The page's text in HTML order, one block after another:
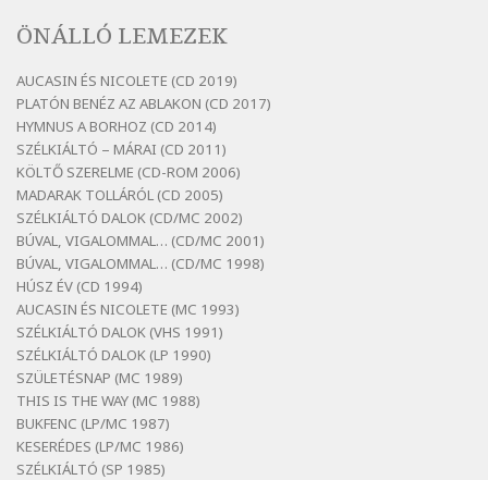
Szélkiáltó
Bertók László: Az arcodra, ha nem vigyázol
Szélkiáltó
Bertók László: Dinnye Döme
Szélkiáltó
Bertók László: Diófa-levélen
Szélkiáltó
Bertók László: El-elképzelem a falansztert
Szélkiáltó
Bertók László: Elmenni kevés, itt maradni
sok
Szélkiáltó
Bertók László: Mintha már pénteken
vasárnap
Szélkiáltó
Bertók László: Ó, az a hol volt vicinális
ÖNÁLLÓ LEMEZEK
AUCASIN ÉS NICOLETE (CD 2019)
PLATÓN BENÉZ AZ ABLAKON (CD 2017)
HYMNUS A BORHOZ (CD 2014)
SZÉLKIÁLTÓ – MÁRAI (CD 2011)
KÖLTŐ SZERELME (CD-ROM 2006)
MADARAK TOLLÁRÓL (CD 2005)
SZÉLKIÁLTÓ DALOK (CD/MC 2002)
BÚVAL, VIGALOMMAL… (CD/MC 2001)
BÚVAL, VIGALOMMAL… (CD/MC 1998)
HÚSZ ÉV (CD 1994)
AUCASIN ÉS NICOLETE (MC 1993)
SZÉLKIÁLTÓ DALOK (VHS 1991)
SZÉLKIÁLTÓ DALOK (LP 1990)
SZÜLETÉSNAP (MC 1989)
THIS IS THE WAY (MC 1988)
BUKFENC (LP/MC 1987)
KESERÉDES (LP/MC 1986)
SZÉLKIÁLTÓ (SP 1985)